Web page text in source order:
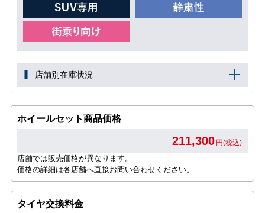
店舗別在庫状況
ホイールセット商品価格
211,300 円(税込)
店舗では販売価格が異なります。
価格の詳細は各店舗へ直接お問い合わせください。
タイヤ交換料金